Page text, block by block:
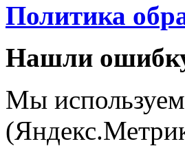
Политика
Нашли
Мы